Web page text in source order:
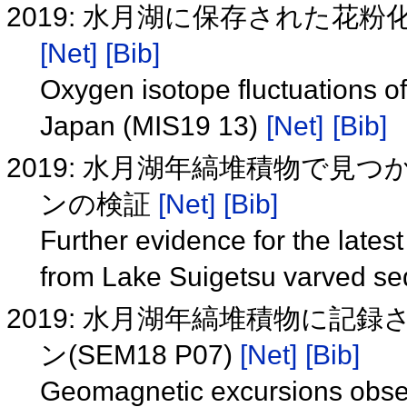
2019: 水月湖に保存された花粉
[Net] [Bib]
Oxygen isotope fluctuations
Japan (MIS19 13) [Net] [Bib]
2019: 水月湖年縞堆積物で見つ
ンの検証 [Net] [Bib]
Further evidence for the
from Lake Suigetsu varved
2019: 水月湖年縞堆積物に記録
ン(SEM18 P07) [Net] [Bib]
Geomagnetic excursions